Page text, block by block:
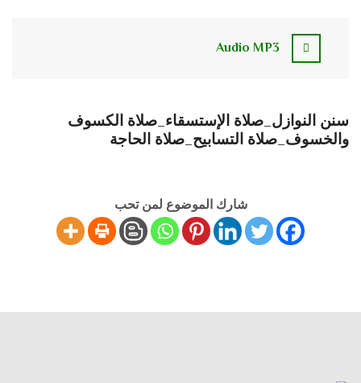
Audio MP3
سنن النوازل_صلاة الإستسقاء_صلاة الكسوف
والخسوف_صلاة التسابيح_صلاة الحاجة
شارك الموضوع لمن تحب